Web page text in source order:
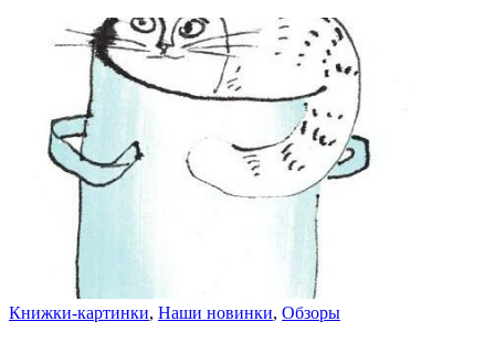
Книжки-картинки, Наши новинки, Обзоры